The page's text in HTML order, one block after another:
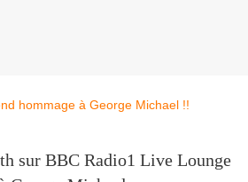
sur BBC Radio1 Live Lounge